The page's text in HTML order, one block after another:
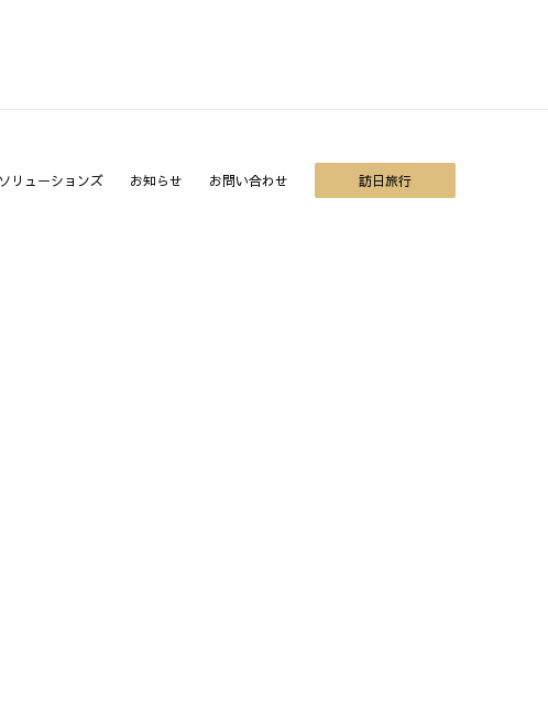
リューションズ お知らせ お問い合わせ 訪日旅行